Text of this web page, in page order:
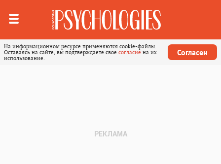
На информационном ресурсе применяются cookie-файлы.
Оставаясь на сайте, вы подтверждаете свое согласие на их
использование.
Согласен